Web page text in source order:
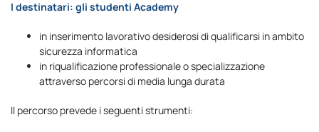
I destinatari: gli studenti Academy
in inserimento lavorativo desiderosi di qualificarsi in ambito
sicurezza informatica
in riqualificazione professionale o specializzazione
attraverso percorsi di media lunga durata
Il percorso prevede i seguenti strumenti: